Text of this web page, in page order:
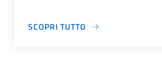
SCOPRI TUTTO